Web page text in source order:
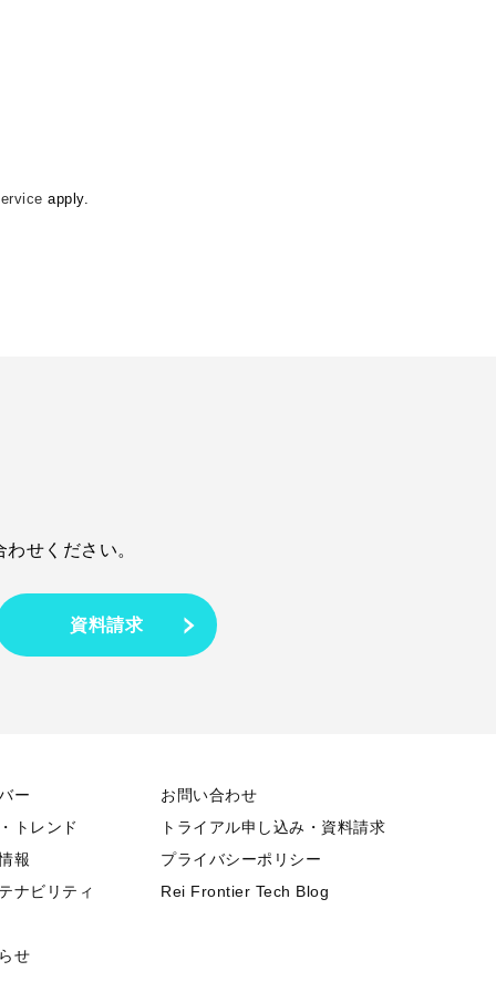
apply.
せください。
資料請求
ー
トレンド
報
ナビリティ
せ
お問い合わせ
トライアル申し込み・資料請求
プライバシーポリシー
Rei Frontier Tech Blog